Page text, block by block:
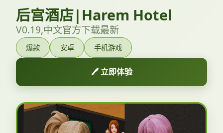
后宫酒店|Harem Hotel
V0.19,中文官方下载最新
爆款 安卓 手机游戏
🖊️ 立即体验